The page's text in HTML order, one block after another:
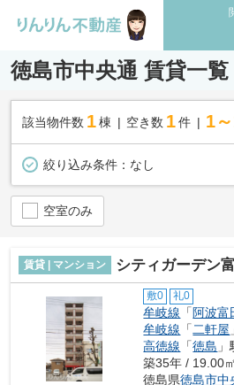
徳島市中央通 賃貸一覧
該当物件数 1棟 空き数 1 件 1
絞り込み条件： なし
空室のみ
賃貸 | マンション シティガーデン
敷0 礼0
牟岐線 「 阿波富
牟岐線 「二軒屋
高徳線 「徳島
築35年 / 19.00㎡
徳島県徳島市中